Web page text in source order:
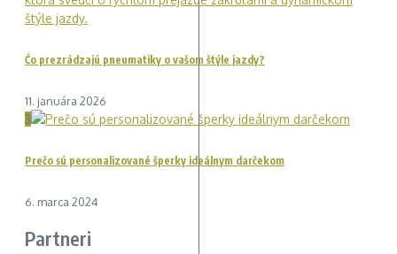
Čo prezrádzajú pneumatiky o vašom štýle jazdy?
11. januára 2026
3
Prečo sú personalizované šperky ideálnym darčekom
6. marca 2024
Partneri